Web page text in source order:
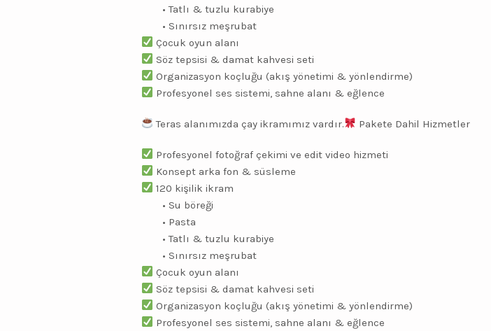
• Tatlı & tuzlu kurabiye
• Sınırsız meşrubat
Çocuk oyun alanı
Söz tepsisi & damat kahvesi seti
Organizasyon koçluğu (akış yönetimi & yönlendirme)
Profesyonel ses sistemi, sahne alanı & eğlence
Teras alanımızda çay ikramımız vardır. Pakete Dahil Hizmetler
Profesyonel fotoğraf çekimi ve edit video hizmeti
Konsept arka fon & süsleme
120 kişilik ikram
• Su böreği
• Pasta
• Tatlı & tuzlu kurabiye
• Sınırsız meşrubat
Çocuk oyun alanı
Söz tepsisi & damat kahvesi seti
Organizasyon koçluğu (akış yönetimi & yönlendirme)
Profesyonel ses sistemi, sahne alanı & eğlence